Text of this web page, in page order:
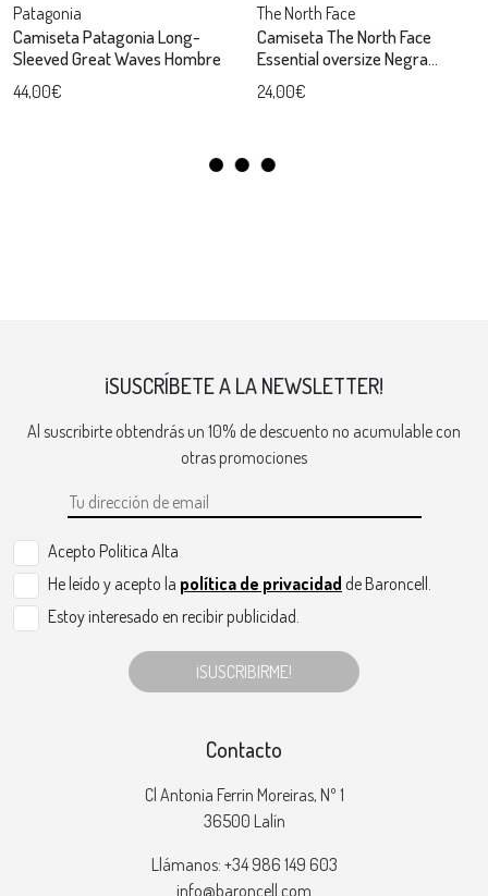
Patagonia
Camiseta Patagonia Long-
Sleeved Great Waves Hombre
44,00€
The North Face
Camiseta The North Face
Essential oversize Negra
hombre
24,00€
¡SUSCRÍBETE A LA NEWSLETTER!
Al suscribirte obtendrás un 10% de descuento no acumulable con
otras promociones
Acepto Politica Alta
He leído y acepto la política de privacidad de Baroncell.
Estoy interesado en recibir publicidad.
¡SUSCRIBIRME!
Contacto
Cl Antonia Ferrin Moreiras, Nº 1
36500 Lalín
Llámanos: +34 986 149 603
info@baroncell.com